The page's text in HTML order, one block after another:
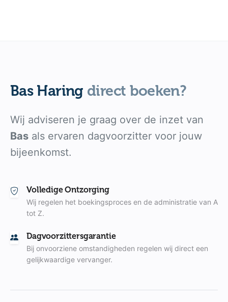
Bas Haring direct boeken?
Wij adviseren je graag over de inzet van
Bas als ervaren dagvoorzitter voor jouw
bijeenkomst.
Volledige Ontzorging
Wij regelen het boekingsproces en de administratie van A
tot Z.
Dagvoorzittersgarantie
Bij onvoorziene omstandigheden regelen wij direct een
gelijkwaardige vervanger.